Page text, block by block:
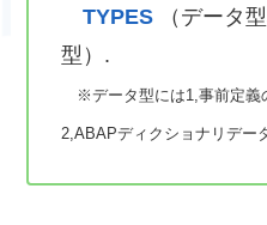
TYPES （データ
型）.
※データ型には1,事前定義
2,ABAPディクショナリデー